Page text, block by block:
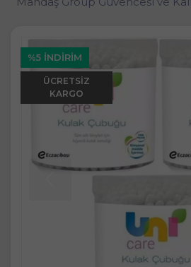
%5 İNDIRIM
ÜCRETSIZ
KARGO